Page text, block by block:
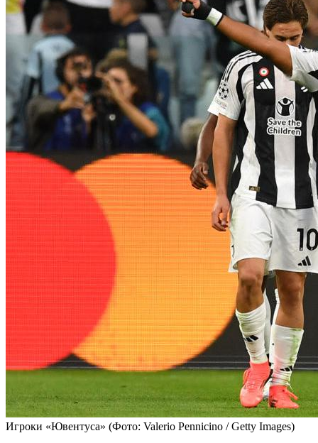
Игроки «Ювентуса» (Фото: Valerio Pennicino / Getty Images)